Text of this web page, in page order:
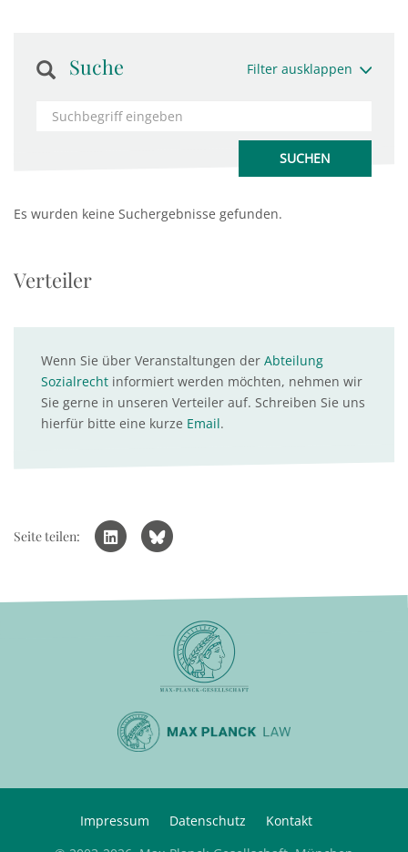
Suche Filter ausklappen
Es wurden keine Suchergebnisse gefunden.
Verteiler
Wenn Sie über Veranstaltungen der Abteilung
Sozialrecht informiert werden möchten, nehmen wir
Sie gerne in unseren Verteiler auf. Schreiben Sie uns
hierfür bitte eine kurze Email.
Seite teilen:
Impressum Datenschutz
Kontakt